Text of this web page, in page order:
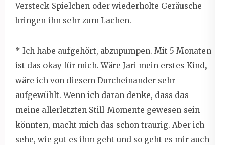
Versteck-Spielchen oder wiederholte Geräusche
bringen ihn sehr zum Lachen.
* Ich habe aufgehört, abzupumpen. Mit 5 Monaten
ist das okay für mich. Wäre Jari mein erstes Kind,
wäre ich von diesem Durcheinander sehr
aufgewühlt. Wenn ich daran denke, dass das
meine allerletzten Still-Momente gewesen sein
könnten, macht mich das schon traurig. Aber ich
sehe, wie gut es ihm geht und so geht es mir auch